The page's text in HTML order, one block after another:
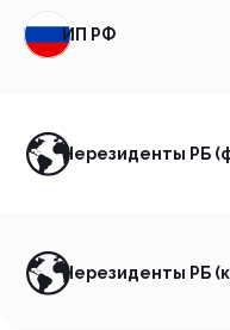
ИП РФ
Нерезиденты РБ
Нерезиденты РБ